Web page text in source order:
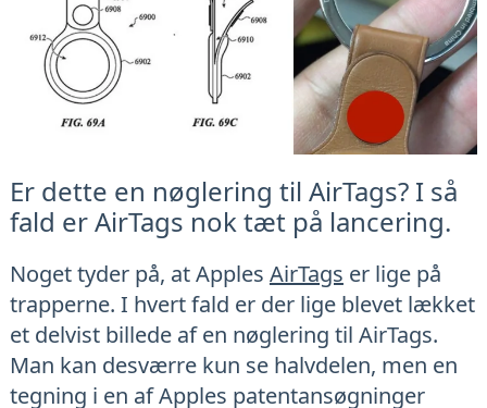
Er dette en nøglering til AirTags? I så
fald er AirTags nok tæt på lancering.
Noget tyder på, at Apples AirTags er lige på
trapperne. I hvert fald er der lige blevet lækket
et delvist billede af en nøglering til AirTags.
Man kan desværre kun se halvdelen, men en
tegning i en af Apples patentansøgninger